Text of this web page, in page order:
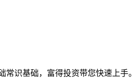
识基础，富得投资带您快速上手。